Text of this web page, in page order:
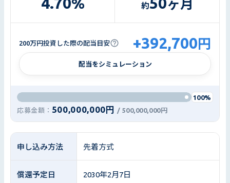
% 約 ヶ月
200万円投資した際の配当目安 +392,700 円
配当をシミュレーション
100%
応募金額： 500,000,000円 / 500,000,000円
申し込み方法 先着方式
償還予定日 2030年2月7日